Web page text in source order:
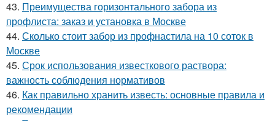
43. Преимущества горизонтального забора из
профлиста: заказ и установка в Москве
44. Сколько стоит забор из профнастила на 10 соток в
Москве
45. Срок использования известкового раствора:
важность соблюдения нормативов
46. Как правильно хранить известь: основные правила и
рекомендации